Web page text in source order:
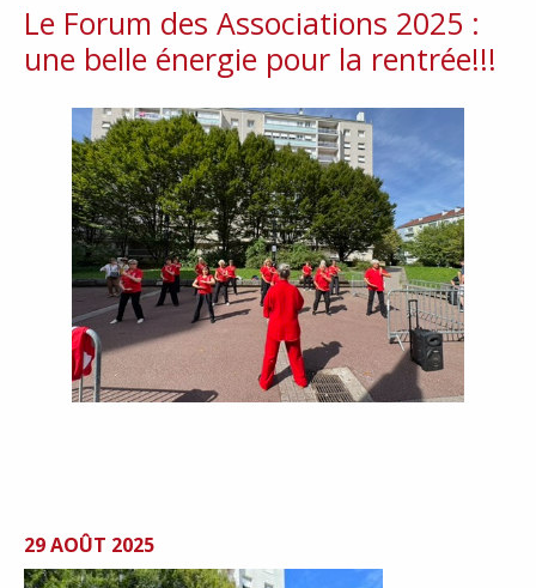
Le Forum des Associations 2025 :
une belle énergie pour la rentrée!!!
29 AOÛT 2025